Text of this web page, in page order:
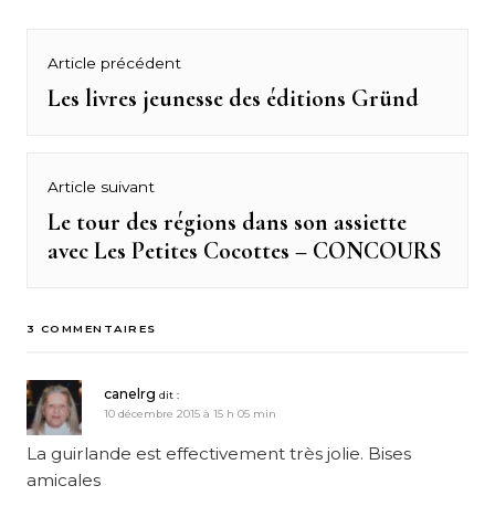
Navigation
de
Article précédent
Previous
Les livres jeunesse des éditions Gründ
Article suivant
Next
post:
Le tour des régions dans son assiette
avec Les Petites Cocottes – CONCOURS
3 COMMENTAIRES
canelrg dit :
10 décembre 2015 à 15 h 05 min
La guirlande est effectivement très jolie. Bises
amicales